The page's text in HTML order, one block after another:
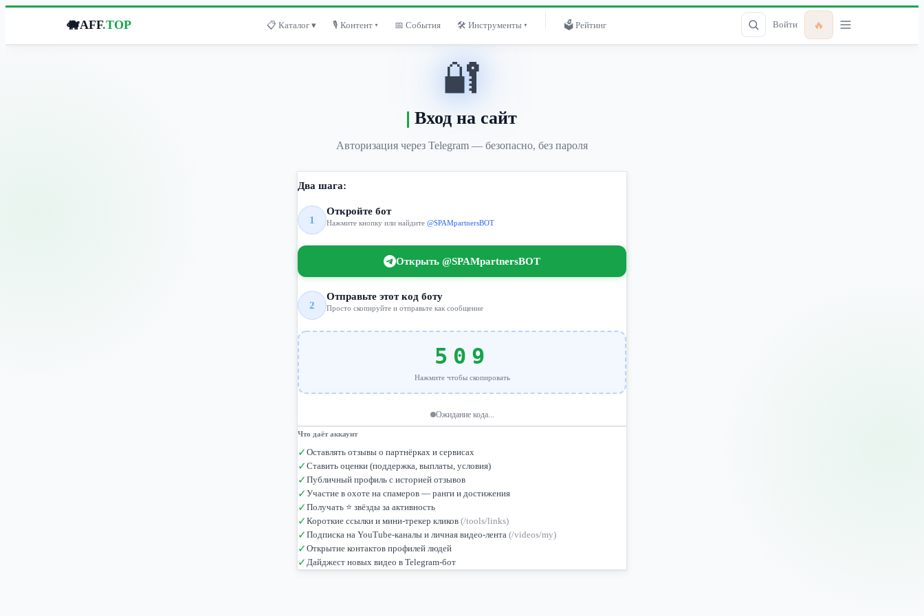
🐗AFF.TOP 📋 Каталог ▾ 🎙 Контент ▾ 📅 События 🛠 Инструменты ▾ 🗳 Рейтинг Войти 🔥
🔐
Вход на сайт
Авторизация через Telegram — безопасно, без пароля
Два шага:
1
Откройте бот
Нажмите кнопку или найдите @SPAMpartnersBOT
Открыть @SPAMpartnersBOT
2
Отправьте этот код боту
Просто скопируйте и отправьте как сообщение
509
Нажмите чтобы скопировать
Ожидание кода...
Что даёт аккаунт
✓ Оставлять отзывы о партнёрках и сервисах
✓ Ставить оценки (поддержка, выплаты, условия)
✓ Публичный профиль с историей отзывов
✓ Участие в охоте на спамеров — ранги и достижения
✓ Получать ⭐ звёзды за активность
✓ Короткие ссылки и мини-трекер кликов (/tools/links)
✓ Подписка на YouTube-каналы и личная видео-лента (/videos/my)
✓ Открытие контактов профилей людей
✓ Дайджест новых видео в Telegram-бот